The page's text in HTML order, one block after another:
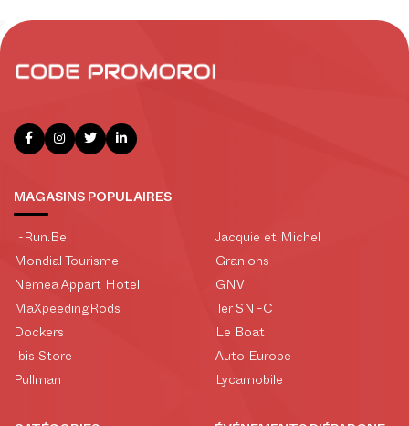
MAGASINS POPULAIRES
I-Run.Be
Mondial Tourisme
Nemea Appart Hotel
MaXpeedingRods
Dockers
Ibis Store
Pullman
Jacquie et Michel
Granions
GNV
Ter SNFC
Le Boat
Auto Europe
Lycamobile